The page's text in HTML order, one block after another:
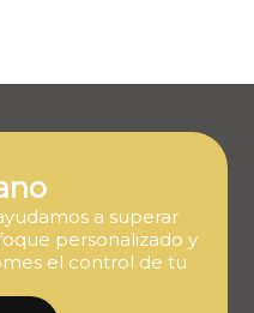
a superar
personalizado y
el control de tu